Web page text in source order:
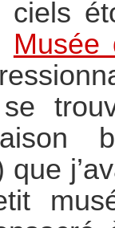
ciels
Musée
que